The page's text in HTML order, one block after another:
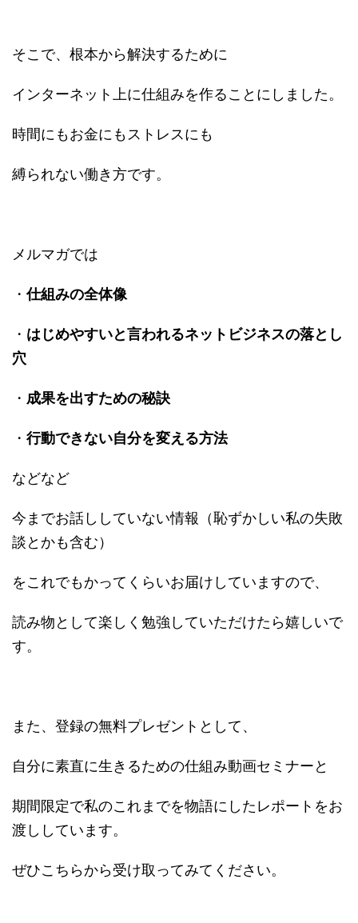
そこで、根本から解決するために
インターネット上に仕組みを作ることにしました。
時間にもお金にもストレスにも
縛られない働き方です。
メルマガでは
・仕組みの全体像
・ はじめやすいと言われるネットビジネスの落とし
穴
・ 成果を出すための秘訣
・ 行動できない自分を変える方法
などなど
今までお話ししていない情報（恥ずかしい私の失敗
談とかも含む）
をこれでもかってくらいお届けしていますので、
読み物として楽しく勉強していただけたら嬉しいで
す。
また、登録の無料プレゼントとして、
自分に素直に生きるための仕組み動画セミナーと
期間限定で私のこれまでを物語にしたレポートをお
渡ししています。
ぜひこちらから受け取ってみてください。